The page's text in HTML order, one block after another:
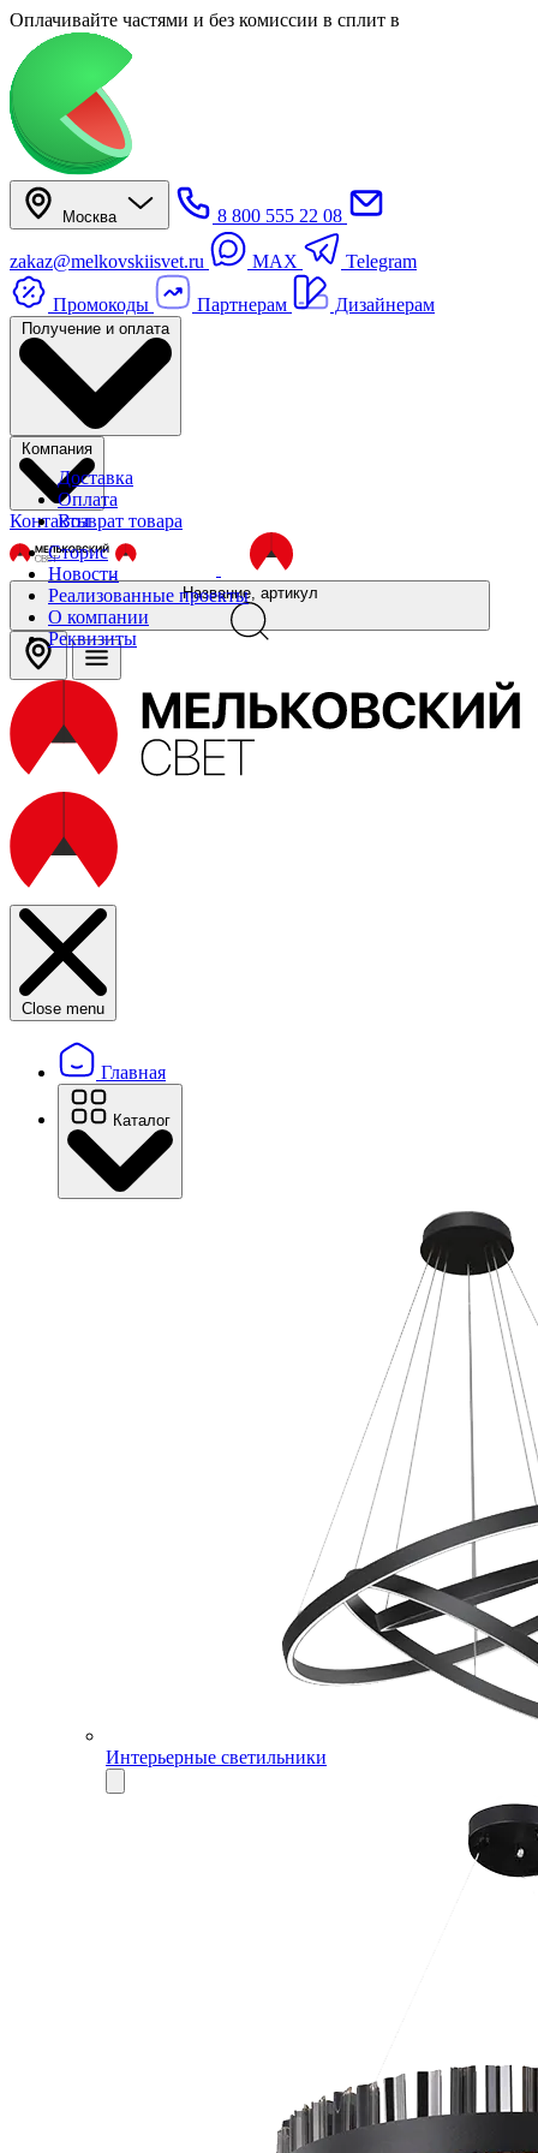
Оплачивайте частями и без комиссии в сплит в
Москва 8 800 555 22 08
zakaz@melkovskiisvet.ru MAX Telegram
Промокоды Партнерам Дизайнерам
Получение и оплата
Доставка
Оплата
Возврат товара
Компания
Сторис
Новости
Реализованные проекты
О компании
Реквизиты
Контакты
Название, артикул
Close menu
Главная
Каталог
Интерьерные светильники